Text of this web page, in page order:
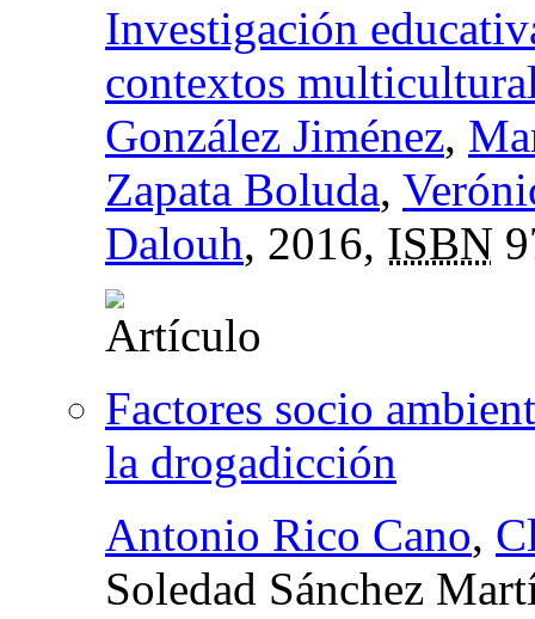
Investigación
contextos
González Jiménez,
Zapata Boluda,
Dalouh, 2016, ISBN
Factores socio
la drogadicción
Antonio Rico Cano,
Soledad Sánchez